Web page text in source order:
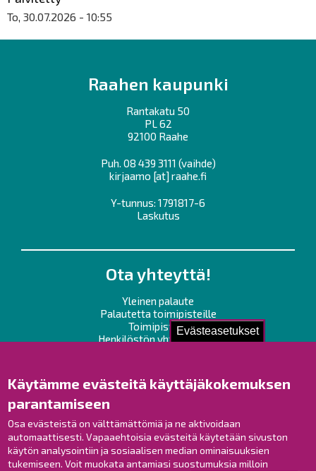
Evästeasetukset
Käytämme evästeitä käyttäjäkokemuksen
parantamiseen
Osa evästeistä on välttämättömiä ja ne aktivoidaan
automaattisesti. Vapaaehtoisia evästeitä käytetään sivuston
käytön analysointiin ja sosiaalisen median ominaisuuksien
tukemiseen. Voit muokata antamiasi suostumuksia milloin
To, 30.07.2026 - 10:55
Raahen kaupunki
Rantakatu 50
PL 62
92100 Raahe
Puh. 08 439 3111 (vaihde)
kirjaamo [at] raahe.fi
Y-tunnus: 1791817-6
Laskutus
Ota yhteyttä!
Yleinen palaute
Palautetta toimipisteille
Toimipisteet
Henkilöstön yhteystiedot
Raahe Facebookissa
Raahe Instagramissa
Raahe LinkedInissä
Raahe YouTubessa